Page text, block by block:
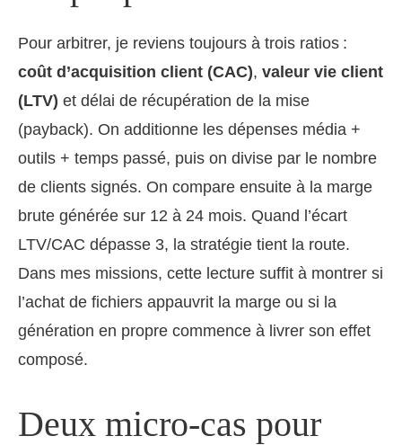
Pour arbitrer, je reviens toujours à trois ratios :
coût d’acquisition client (CAC), valeur vie client
(LTV) et délai de récupération de la mise
(payback). On additionne les dépenses média +
outils + temps passé, puis on divise par le nombre
de clients signés. On compare ensuite à la marge
brute générée sur 12 à 24 mois. Quand l’écart
LTV/CAC dépasse 3, la stratégie tient la route.
Dans mes missions, cette lecture suffit à montrer si
l’achat de fichiers appauvrit la marge ou si la
génération en propre commence à livrer son effet
composé.
Deux micro‑cas pour